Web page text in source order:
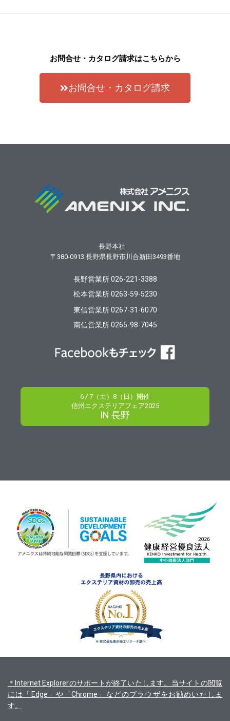
お問合せ・カタログ請求はこちらから
お問合せ・カタログ請求
長野本社
〒380-0913 長野県長野市川合新田3493番地
長野営業所 026-221-3388
松本営業所 0263-59-5230
東信営業所 0267-31-6070
南信営業所 0265-98-7045
6 / 7（土）8（日）開催
信州エクステリアフェア2025
IN 長野
＊Internet Explorerのサポートが終了いたします。当サイトの閲覧
には「Edge」や「Chrome」などのブラウザをお勧めいたしま
す。